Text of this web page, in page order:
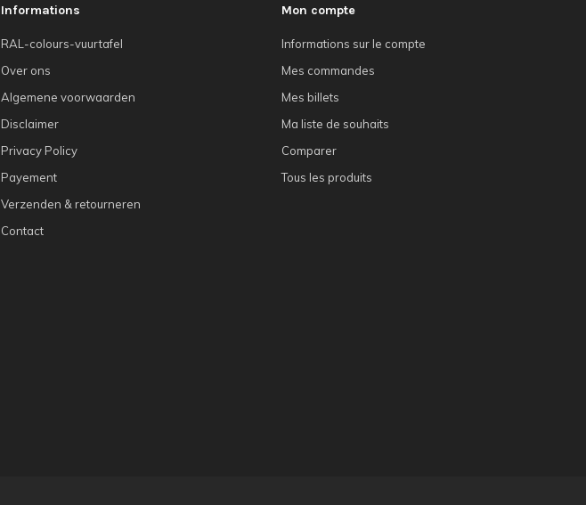
Informations
RAL-colours-vuurtafel
Over ons
Algemene voorwaarden
Disclaimer
Privacy Policy
Payement
Verzenden & retourneren
Contact
Mon compte
Informations sur le compte
Mes commandes
Mes billets
Ma liste de souhaits
Comparer
Tous les produits